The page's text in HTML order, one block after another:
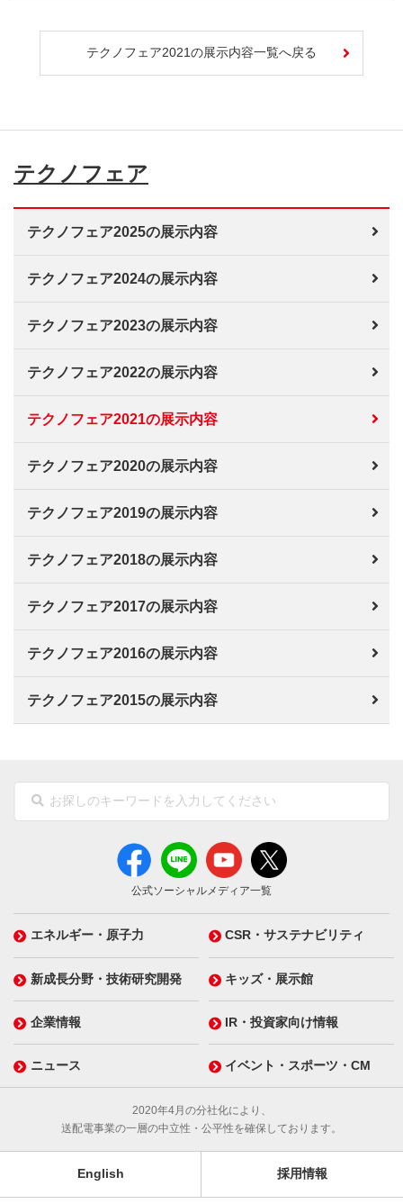
テクノフェア2021の展示内容一覧へ戻る
テクノフェア
テクノフェア2025の展示内容
テクノフェア2024の展示内容
テクノフェア2023の展示内容
テクノフェア2022の展示内容
テクノフェア2021の展示内容
テクノフェア2020の展示内容
テクノフェア2019の展示内容
テクノフェア2018の展示内容
テクノフェア2017の展示内容
テクノフェア2016の展示内容
テクノフェア2015の展示内容
公式ソーシャルメディア一覧
エネルギー・原子力 CSR・サステナビリティ
新成長分野・技術研究開発 キッズ・展示館
企業情報 IR・投資家向け情報
ニュース イベント・スポーツ・CM
2020年4月の分社化により、
送配電事業の一層の中立性・公平性を確保しております。
English 採用情報